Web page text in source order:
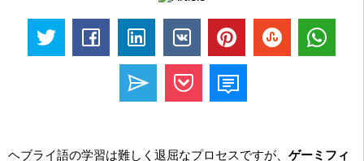
ヘブライ語の学習は難しく退屈なプロセスですが、 ゲーミフィ